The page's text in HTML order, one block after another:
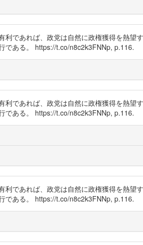
であれば、政党は自然に政権獲得を熱望
である。 https://t.co/n8c2k3FNNp, p.116.
であれば、政党は自然に政権獲得を熱望
である。 https://t.co/n8c2k3FNNp, p.116.
であれば、政党は自然に政権獲得を熱望
である。 https://t.co/n8c2k3FNNp, p.116.